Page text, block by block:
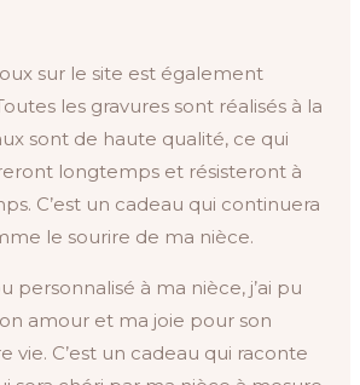
sur le site est également
les gravures sont réalisés à la
sont de haute qualité, ce qui
longtemps et résisteront à
C’est un cadeau qui continuera
le sourire de ma nièce.
personnalisé à ma nièce, j’ai pu
amour et ma joie pour son
vie. C’est un cadeau qui raconte